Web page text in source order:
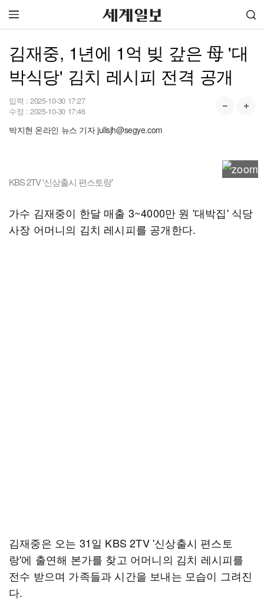
김재중, 1년에 1억 빚 갚은 母 '대
박식당' 김치 레시피 전격 공개
입력 : 2025-10-30 17:27
수정 : 2025-10-30 17:46
박지현 온라인 뉴스 기자 jullsjh@segye.com
KBS 2TV '신상출시 편스토랑'
가수 김재중이 한달 매출 3~4000만 원 '대박집' 식당
사장 어머니의 김치 레시피를 공개한다.
김재중은 오는 31일 KBS 2TV '신상출시 편스토
랑'에 출연해 본가를 찾고 어머니의 김치 레시피를
전수 받으며 가족들과 시간을 보내는 모습이 그려진
다.